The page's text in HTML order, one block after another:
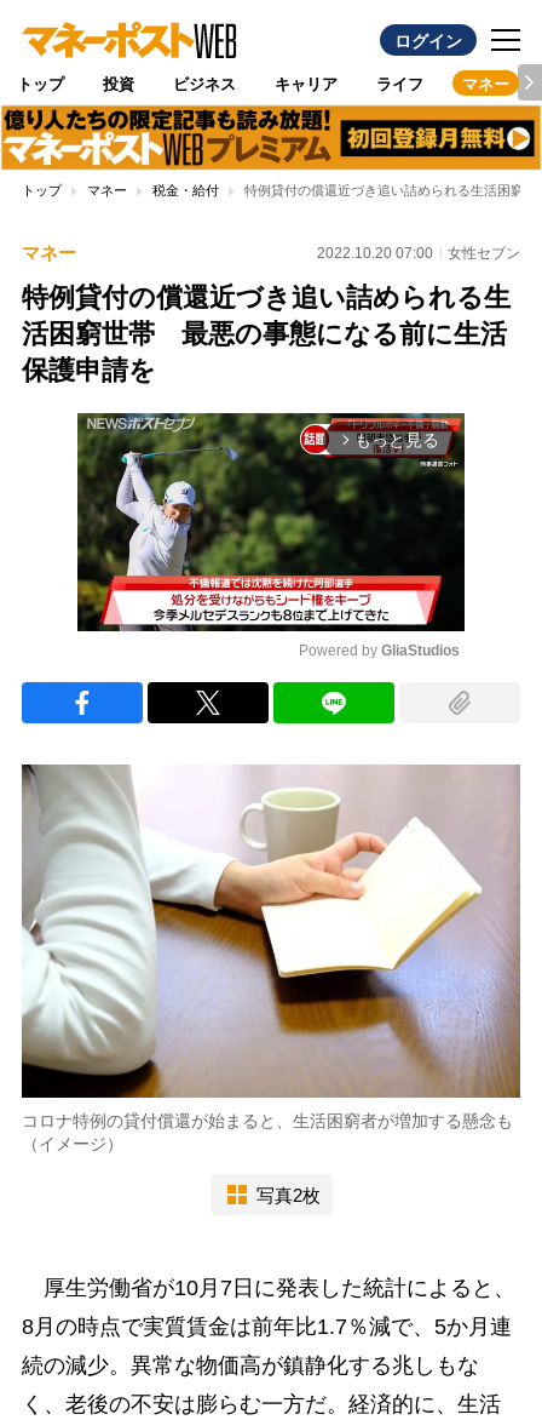
ログイン
トップ 投資 ビジネス キャリア ライフ マネー
トップ マネー 税金・給付 特例貸付の償還近づき追い詰められる生活困窮
マネー 2022.10.20 07:00 女性セブン
特例貸付の償還近づき追い詰められる生
活困窮世帯 最悪の事態になる前に生活
保護申請を
arrow_forward_ios もっと見る
Powered by GliaStudios
コロナ特例の貸付償還が始まると、生活困窮者が増加する懸念も
（イメージ）
写真2枚
厚生労働省が10月7日に発表した統計によると、
8月の時点で実質賃金は前年比1.7％減で、5か月連
続の減少。異常な物価高が鎮静化する兆しもな
く、老後の不安は膨らむ一方だ。経済的に、生活